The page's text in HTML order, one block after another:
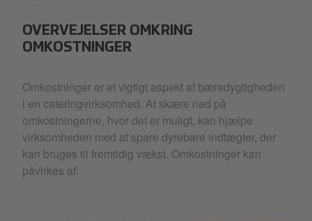
OVERVEJELSER OMKRING
OMKOSTNINGER
Omkostninger er et vigtigt aspekt af bæredygtigheden
i en cateringvirksomhed. At skære ned på
omkostningerne, hvor det er muligt, kan hjælpe
virksomheden med at spare dyrebare indtægter, der
kan bruges til fremtidig vækst. Omkostninger kan
påvirkes af: